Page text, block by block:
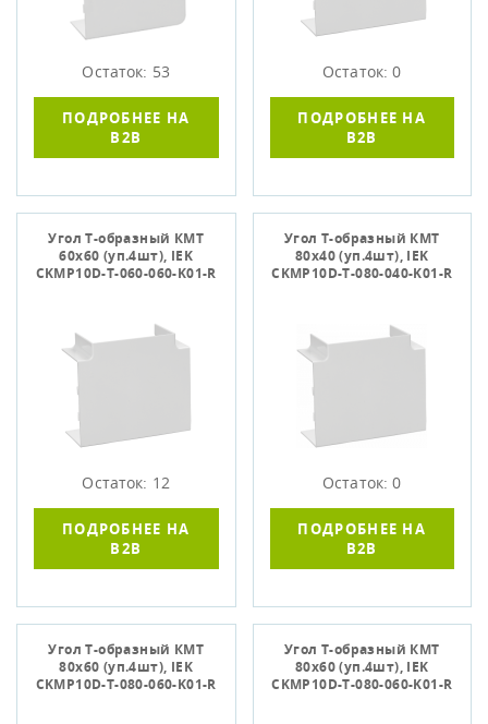
Остаток: 53
ПОДРОБНЕЕ НА
B2B
Остаток: 0
ПОДРОБНЕЕ НА
B2B
Угол Т-образный КМТ
60x60 (уп.4шт), IEK
CKMP10D-T-060-060-K01-R
Остаток: 12
ПОДРОБНЕЕ НА
B2B
Угол Т-образный КМТ
80х40 (уп.4шт), IEK
CKMP10D-T-080-040-K01-R
Остаток: 0
ПОДРОБНЕЕ НА
B2B
Угол Т-образный КМТ
80х60 (уп.4шт), IEK
CKMP10D-T-080-060-K01-R
Угол Т-образный КМТ
80х60 (уп.4шт), IEK
CKMP10D-T-080-060-K01-R